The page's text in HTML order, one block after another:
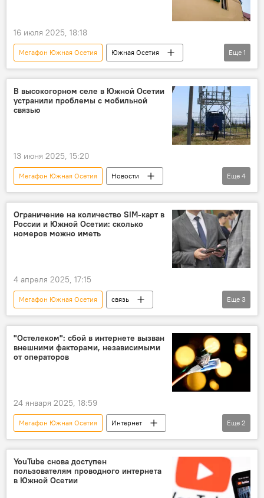
16 июля 2025, 18:18
Мегафон Южная Осетия
Южная Осетия
Новости
Еще 1
В высокогорном селе в Южной Осетии
устранили проблемы с мобильной
связью
13 июня 2025, 15:20
Мегафон Южная Осетия
Новости
Южная Осетия
Дзауский район РЮО
Общество
Еще 4
Ограничение на количество SIM-карт в
России и Южной Осетии: сколько
номеров можно иметь
4 апреля 2025, 17:15
Мегафон Южная Осетия
связь
Мобильная связь
Южная Осетия
Россия
Еще 3
"Остелеком": сбой в интернете вызван
внешними факторами, независимыми
от операторов
24 января 2025, 18:59
Мегафон Южная Осетия
Интернет
Южная Осетия
Новости
Еще 2
YouTube снова доступен
пользователям проводного интернета
в Южной Осетии